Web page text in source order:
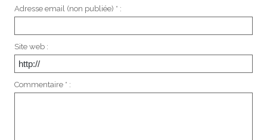
Adresse email (non publiée) * :
Site web :
Commentaire * :